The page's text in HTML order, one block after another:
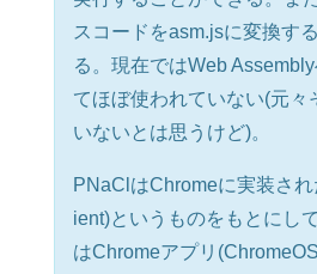
スコードをasm.jsに変換す
る。現在ではWeb
てほぼ使われていない(元々
いないとは思うけど)。
PNaClはChromeに実装さ
ient)というものをもとにし
はChromeアプリ